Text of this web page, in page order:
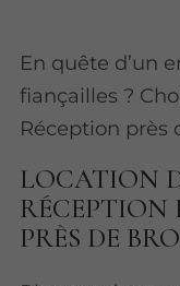
En quête d’un
fiançailles ?
Réception près
LOCATION
RÉCEPTION
PRÈS DE